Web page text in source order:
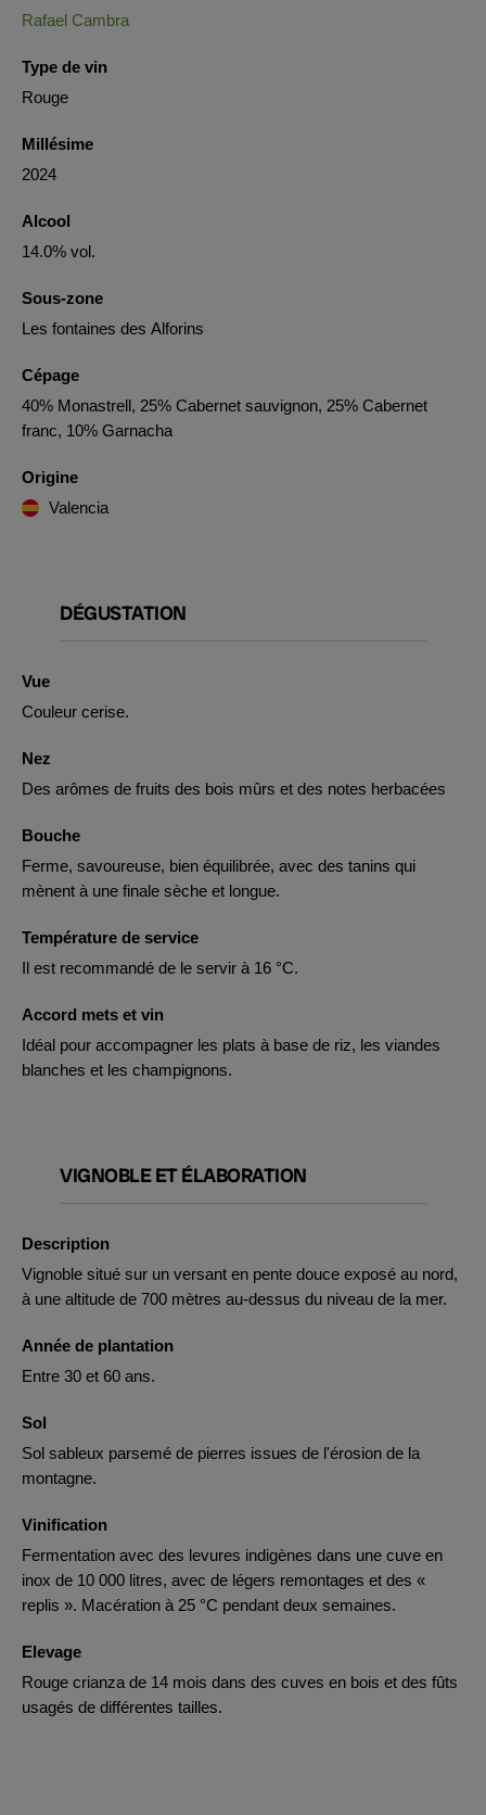
Rafael Cambra
Type de vin
Rouge
Millésime
2024
Alcool
14.0% vol.
Sous-zone
Les fontaines des Alforins
Cépage
40% Monastrell, 25% Cabernet sauvignon, 25% Cabernet
franc, 10% Garnacha
Origine
Valencia
DÉGUSTATION
Vue
Couleur cerise.
Nez
Des arômes de fruits des bois mûrs et des notes herbacées
Bouche
Ferme, savoureuse, bien équilibrée, avec des tanins qui
mènent à une finale sèche et longue.
Température de service
Il est recommandé de le servir à 16 °C.
Accord mets et vin
Idéal pour accompagner les plats à base de riz, les viandes
blanches et les champignons.
VIGNOBLE ET ÉLABORATION
Description
Vignoble situé sur un versant en pente douce exposé au nord,
à une altitude de 700 mètres au-dessus du niveau de la mer.
Année de plantation
Entre 30 et 60 ans.
Sol
Sol sableux parsemé de pierres issues de l'érosion de la
montagne.
Vinification
Fermentation avec des levures indigènes dans une cuve en
inox de 10 000 litres, avec de légers remontages et des «
replis ». Macération à 25 °C pendant deux semaines.
Elevage
Rouge crianza de 14 mois dans des cuves en bois et des fûts
usagés de différentes tailles.